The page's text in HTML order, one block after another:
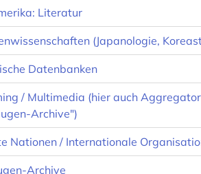
Literatur
(Japanologie,
Datenbanken
/ Multimedia (hier auch
Archive")
Nationen / Internationale
Archive